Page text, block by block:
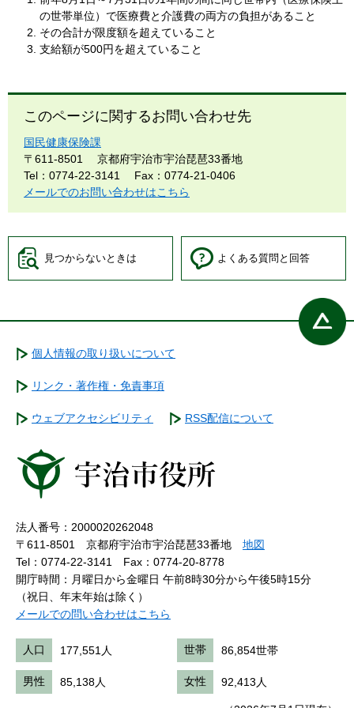
の世帯単位）で医療費と介護費の両方の負担があること
その合計が限度額を超えていること
支給額が500円を超えていること
このページに関するお問い合わせ先
国民健康保険課
〒611-8501
京都府宇治市宇治琵琶33番地
Tel：0774-22-3141
Fax：0774-21-0406
メールでのお問い合わせはこちら
見つからないときは よくある質問と回答
個人情報の取り扱いについて
リンク・著作権・免責事項
ウェブアクセシビリティ RSS配信について
法人番号：2000020262048
〒611-8501 京都府宇治市宇治琵琶33番地 地図
Tel：0774-22-3141
Fax：0774-20-8778
開庁時間：月曜日から金曜日 午前8時30分から午後5時15分
（祝日、年末年始は除く）
メールでの問い合わせはこちら
人口 177,551人 世帯 86,854世帯
男性 85,138人 女性 92,413人